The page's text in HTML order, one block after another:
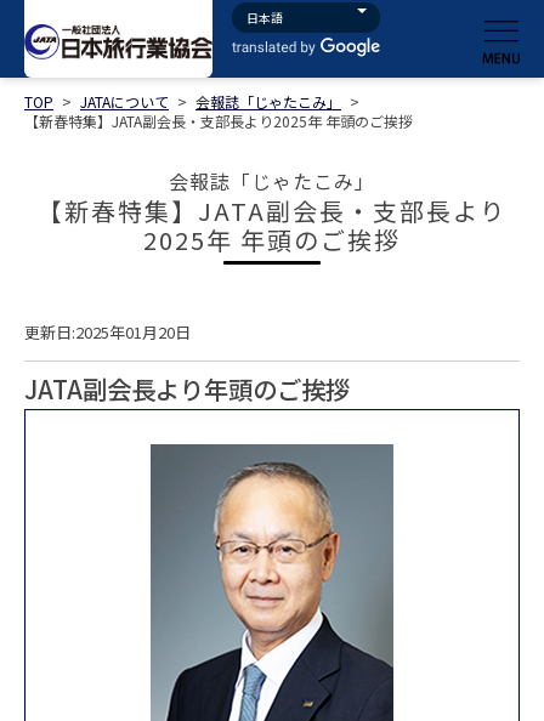
TOP > JATAについて > 会報誌「じゃたこみ」
>
【新春特集】JATA副会長・支部長より2025年 年頭のご挨拶
会報誌「じゃたこみ」
【新春特集】JATA副会長・支部長より
2025年 年頭のご挨拶
更新日:2025年01月20日
JATA副会長より年頭のご挨拶